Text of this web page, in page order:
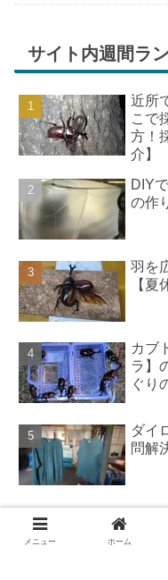
サイト内週間ラ
近所
こで
方！
介】
DIY
の作
羽を
【夏
カブ
ラ】
ぐり
ダイ
問解
PR広告
メニュー ホーム